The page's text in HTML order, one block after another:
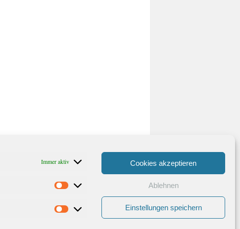
Immer aktiv
Statistiken
Marketing
Cookies akzeptieren
Ablehnen
Einstellungen speichern